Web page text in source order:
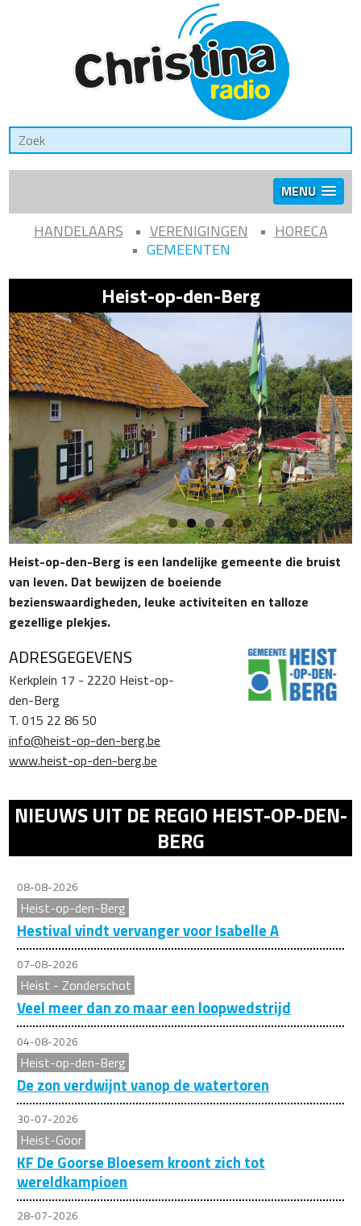
MENU
HANDELAARS VERENIGINGEN
HORECA
GEMEENTEN
Heist-op-den-Berg
Heist-op-den-Berg is een landelijke gemeente die bruist
van leven. Dat bewijzen de boeiende
bezienswaardigheden, leuke activiteiten en talloze
gezellige plekjes.
ADRESGEGEVENS
Kerkplein 17 - 2220 Heist-op-
den-Berg
T. 015 22 86 50
info@heist-op-den-berg.be
www.heist-op-den-berg.be
NIEUWS UIT DE REGIO HEIST-OP-DEN-
BERG
08-08-2026
Heist-op-den-Berg
Hestival vindt vervanger voor Isabelle A
07-08-2026
Heist - Zonderschot
Veel meer dan zo maar een loopwedstrijd
04-08-2026
Heist-op-den-Berg
De zon verdwijnt vanop de watertoren
30-07-2026
Heist-Goor
KF De Goorse Bloesem kroont zich tot
wereldkampioen
28-07-2026